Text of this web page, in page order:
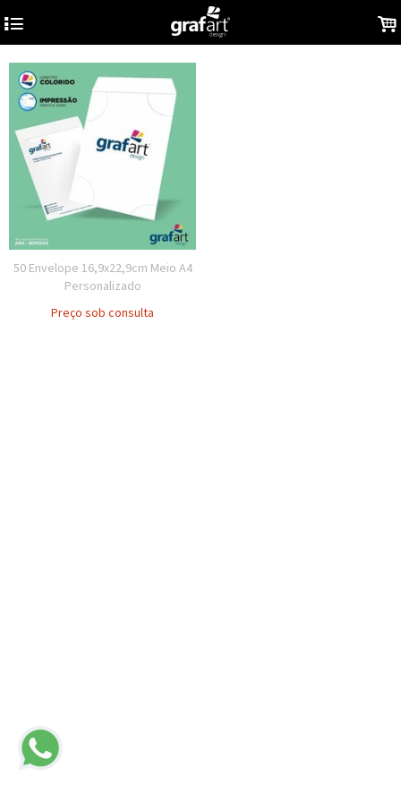
4 .
50 Envelope 16,9x22,9cm Meio A4
Personalizado
Preço sob consulta